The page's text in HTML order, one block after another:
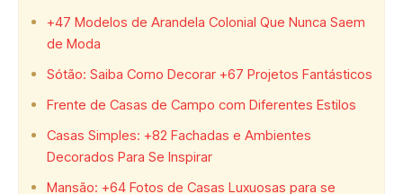
+47 Modelos de Arandela Colonial Que Nunca Saem
de Moda
Sótão: Saiba Como Decorar +67 Projetos Fantásticos
Frente de Casas de Campo com Diferentes Estilos
Casas Simples: +82 Fachadas e Ambientes
Decorados Para Se Inspirar
Mansão: +64 Fotos de Casas Luxuosas para se